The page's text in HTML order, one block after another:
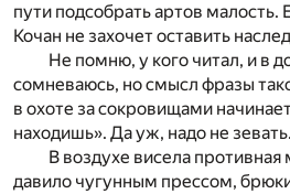
пути подсобрать артов малость.
Кочан не захочет оставить
Не помню, у кого читал, и в
сомневаюсь, но смысл фразы
в охоте за сокровищами
находишь». Да уж, надо не зевать.
В воздухе висела
давило чугунным прессом,